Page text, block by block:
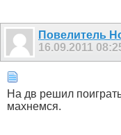
Пoвелитель
16.09.2011
На дв решил
махнемся.